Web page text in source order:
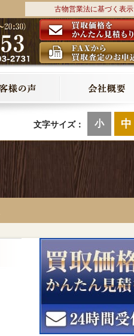
古物営業法に基づく表示
文字サイズ： 小 中